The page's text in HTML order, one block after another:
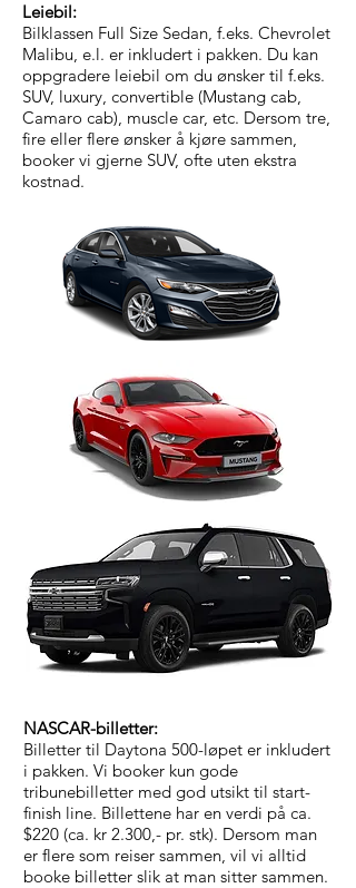
Leiebil:
Bilklassen Full Size Sedan, f.eks. Chevrolet
Malibu, e.l. er inkludert i pakken. Du kan
oppgradere leiebil om du ønsker til f.eks.
SUV, luxury, convertible (Mustang cab,
Camaro cab), muscle car, etc. Dersom tre,
fire eller flere ønsker å kjøre sammen,
booker vi gjerne SUV, ofte uten ekstra
kostnad.
NASCAR-billetter:
Billetter til Daytona 500-løpet er inkludert
i pakken. Vi booker kun gode
tribunebilletter med god utsikt til start-
finish line. Billettene har en verdi på ca.
$220 (ca. kr 2.300,- pr. stk). Dersom man
er flere som reiser sammen, vil vi alltid
booke billetter slik at man sitter sammen.